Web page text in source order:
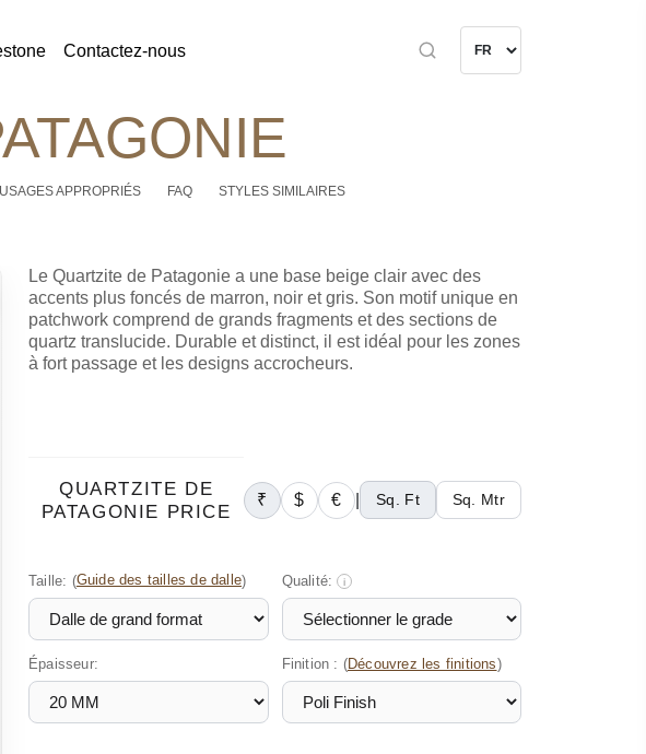
Contactez-nous
USAGES APPROPRIÉS FAQ STYLES SIMILAIRES
Le Quartzite de Patagonie a une base beige clair avec des
accents plus foncés de marron, noir et gris. Son motif unique en
patchwork comprend de grands fragments et des sections de
quartz translucide. Durable et distinct, il est idéal pour les zones
à fort passage et les designs accrocheurs.
QUARTZITE DE
PATAGONIE PRICE
₹ $ € Sq. Ft Sq. Mtr
Taille: (Guide des tailles de dalle) Qualité: i
Épaisseur: Finition : (Découvrez les finitions)